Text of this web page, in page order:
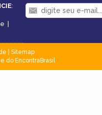
:
|
Sitemap
do EncontraBrasil